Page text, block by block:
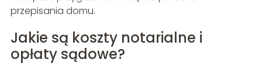
przepisania domu.
Jakie są koszty notarialne i
opłaty sądowe?